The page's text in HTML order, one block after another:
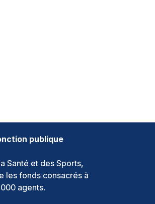
publique
Santé et des Sports,
les fonds consacrés à
agents.